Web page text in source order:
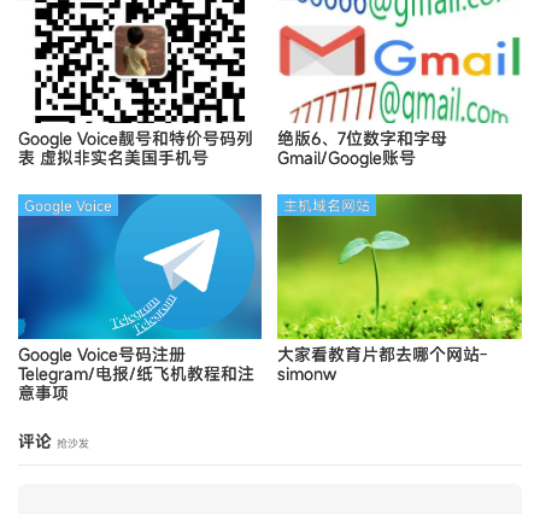
Google Voice靓号和特价号码列
表 虚拟非实名美国手机号
绝版6、7位数字和字母
Gmail/Google账号
Google Voice号码注册
Telegram/电报/纸飞机教程和注
意事项
Google Voice
大家看教育片都去哪个网站-
simonw
主机域名网站
评论 抢沙发